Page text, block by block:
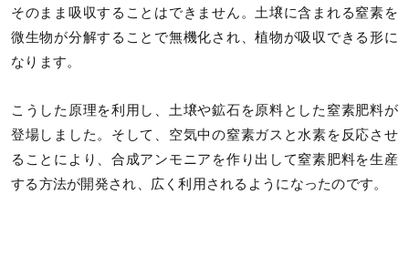
そのまま吸収することはできません。土壌に含まれる窒素を
微生物が分解することで無機化され、植物が吸収できる形に
なります。
こうした原理を利用し、土壌や鉱石を原料とした窒素肥料が
登場しました。そして、空気中の窒素ガスと水素を反応させ
ることにより、合成アンモニアを作り出して窒素肥料を生産
する方法が開発され、広く利用されるようになったのです。